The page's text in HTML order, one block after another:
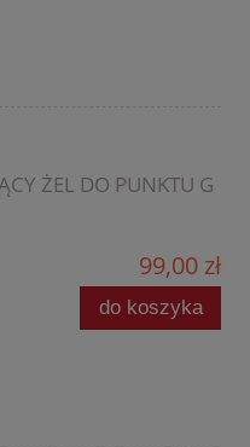
ŻEL DO PUNKTU G
99,00 zł
do koszyka